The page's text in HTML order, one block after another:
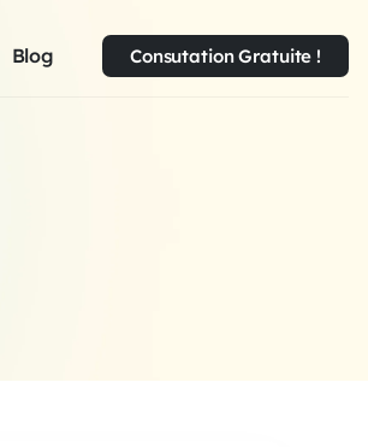
Blog Consutation Gratuite !